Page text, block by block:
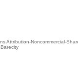
Attribution-Noncommercial-
Barecity